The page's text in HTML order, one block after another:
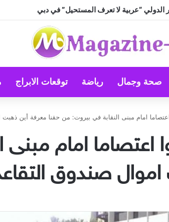
منظومة القيم؟
صحة وجمال رياضة توقعات الابراج
امام مبنى النقابة في بيروت: من حقنا معرفة أین
اعتصاما امام
صندوق